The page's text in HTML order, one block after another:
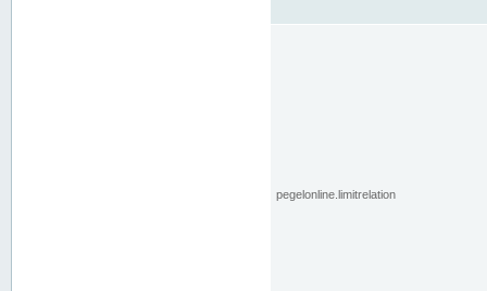
pegelonline.limitrelation